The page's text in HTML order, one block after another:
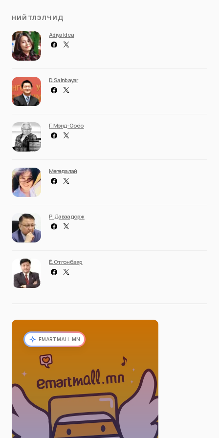
НИЙТЛЭЛЧИД
Adiya Idea
D. Sainbayar
Г. Мэнд-Ооёо
Мөнгөндалай
Р. Даваадорж
Ё. Отгонбаяр
EMARTMALL.MN